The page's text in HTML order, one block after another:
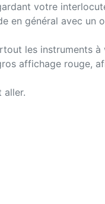
votre
en général avec
les instruments
affichage rouge,
aller.